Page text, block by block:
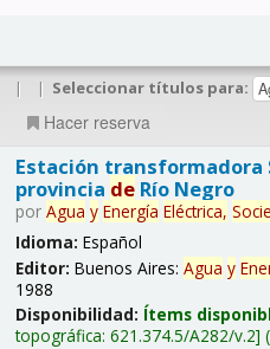
| | Seleccionar títulos para:
Hacer reserva
Estación transformadora
provincia deRío Negro
por Agua y Energía Eléctrica,
Idioma: Español
Editor: Buenos Aires: Agua y
1988
Disponibilidad: Ítems
topográfica: 621.374.5/A282/v.2